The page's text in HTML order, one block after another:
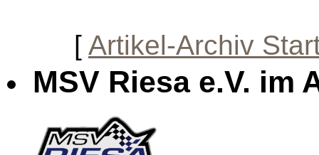
[ Artikel-Archiv
MSV Riesa e.V. im